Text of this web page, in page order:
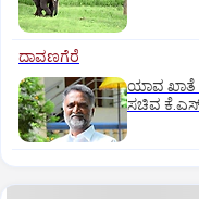
ದಾವಣಗೆರೆ
ಯಾವ ಖಾತೆ
ಸಚಿವ